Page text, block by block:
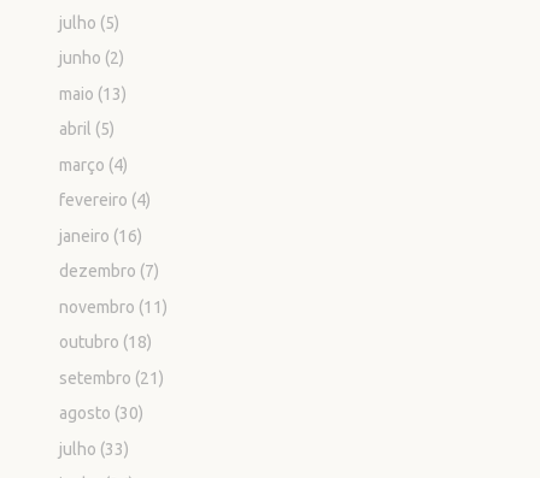
julho (5)
junho (2)
maio (13)
abril (5)
março (4)
fevereiro (4)
janeiro (16)
dezembro (7)
novembro (11)
outubro (18)
setembro (21)
agosto (30)
julho (33)